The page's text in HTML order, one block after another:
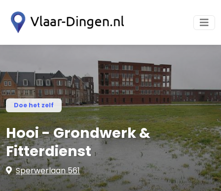
Doe het zelf
Hooi - Grondwerk &
Fitterdienst
Sperwerlaan 561